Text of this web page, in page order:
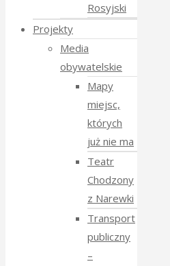
Rosyjski
Projekty
Media
obywatelskie
Mapy
miejsc,
których
już nie ma
Teatr
Chodzony
z Narewki
Transport
publiczny
–